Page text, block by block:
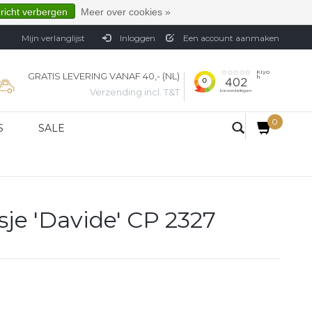
Mijn verlanglijst Inloggen Een account aanmaken
GRATIS LEVERING VANAF 40,- (NL)
Verzending incl. T&T
SALE
0
'Davide' CP 2327
verbergen Meer over cookies »